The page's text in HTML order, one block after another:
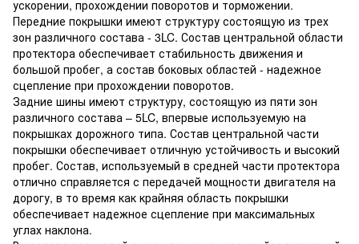
ускорении, прохождении поворотов и торможении.
Передние покрышки имеют структуру состоящую из трех
зон различного состава - 3LC. Состав центральной области
протектора обеспечивает стабильность движения и
большой пробег, а состав боковых областей - надежное
сцепление при прохождении поворотов.
Задние шины имеют структуру, состоящую из пяти зон
различного состава – 5LC, впервые используемую на
покрышках дорожного типа. Состав центральной части
покрышки обеспечивает отличную устойчивость и высокий
пробег. Состав, используемый в средней части протектора
отлично справляется с передачей мощности двигателя на
дорогу, в то время как крайняя область покрышки
обеспечивает надежное сцепление при максимальных
углах наклона.